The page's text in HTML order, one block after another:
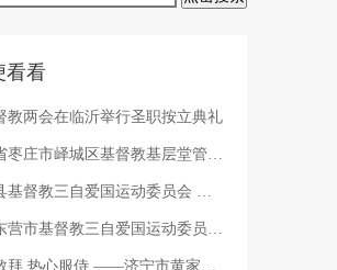
看看
教两会在临沂举行圣职按立典礼
峄城区基督教基层堂管会换届暨规范化建设推进会议胜利召开
教三自爱国运动委员会 举办基督教中国化学习班
教三自爱国运动委员会召开第四届第三次全委（扩大）会议暨年终总结会
服侍 ——济宁市黄家街教会社会服务小组参访曲阜市基督教两会